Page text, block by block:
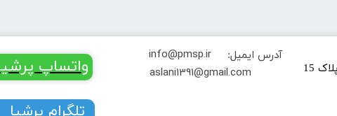
تهران خیابان جمهوری کوچه یغما پلاک 15
آدرس ایمیل: info@pmsp.ir
​​​​واتساپ ​aslani1391@gmail.com